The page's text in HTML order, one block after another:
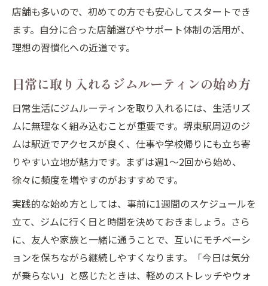
店舗も多いので、初めての方でも安心してスタートでき
ます。自分に合った店舗選びやサポート体制の活用が、
理想の習慣化への近道です。
日常に取り入れるジムルーティンの始め方
日常生活にジムルーティンを取り入れるには、生活リズ
ムに無理なく組み込むことが重要です。堺東駅周辺のジ
ムは駅近でアクセスが良く、仕事や学校帰りにも立ち寄
りやすい立地が魅力です。まずは週1〜2回から始め、
徐々に頻度を増やすのがおすすめです。
実践的な始め方としては、事前に1週間のスケジュールを
立て、ジムに行く日と時間を決めておきましょう。さら
に、友人や家族と一緒に通うことで、互いにモチベーシ
ョンを保ちながら継続しやすくなります。「今日は気分
が乗らない」と感じたときは、軽めのストレッチやウォ